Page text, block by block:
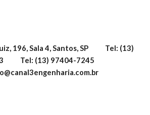
196, Sala 4, Santos, SP           Tel: (13)
Tel: (13) 97404-7245